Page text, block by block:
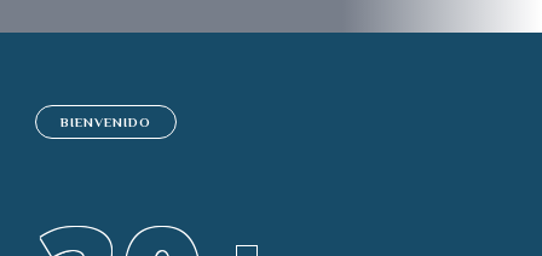
BIENVENIDO